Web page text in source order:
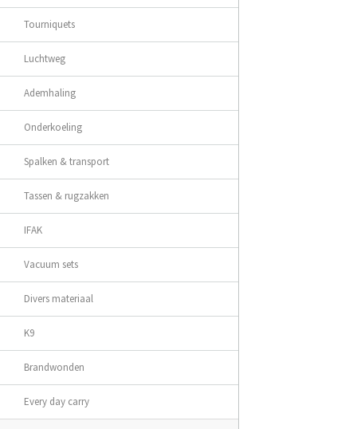
Tourniquets
Luchtweg
Ademhaling
Onderkoeling
Spalken & transport
Tassen & rugzakken
IFAK
Vacuum sets
Divers materiaal
K9
Brandwonden
Every day carry